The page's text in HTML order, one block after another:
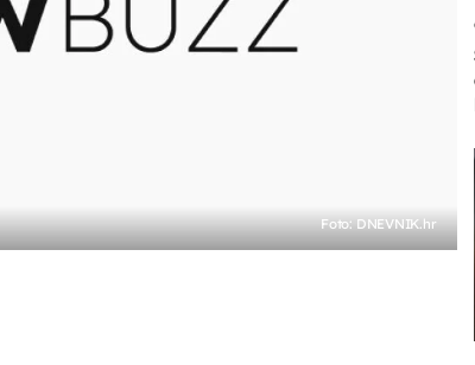
Foto: DNEVNIK.hr